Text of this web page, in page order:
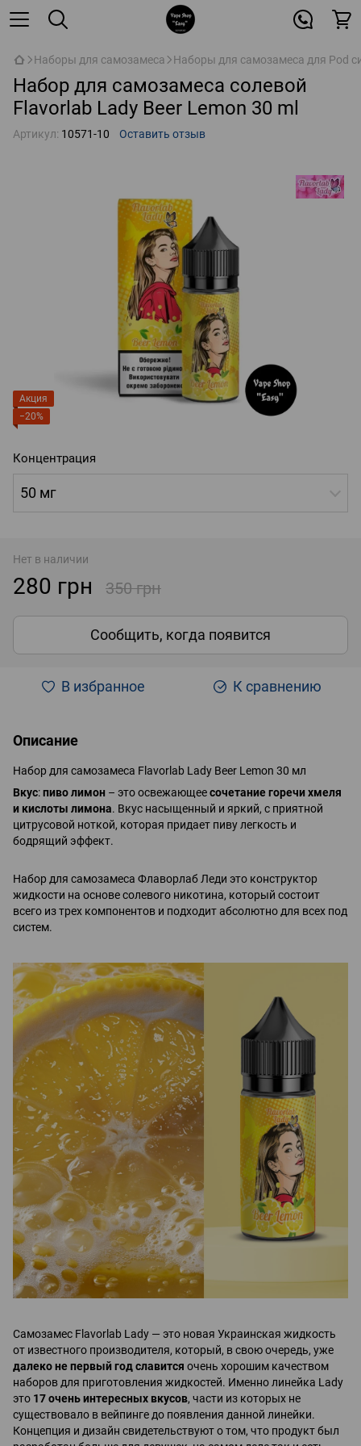
Наборы для самозамеса Наборы для самозамеса для Pod
Набор для самозамеса солевой
Flavorlab Lady Beer Lemon 30 ml
Артикул: 10571-10 Оставить отзыв
Акция
−20%
Концентрация
50 мг
Нет в наличии
280 грн 350 грн
Сообщить, когда появится
В избранное К сравнению
Описание
Набор для самозамеса Flavorlab Lady Beer Lemon 30 мл
Вкус:пиво лимон – это освежающеесочетание горечи хмеля
и кислоты лимона. Вкус насыщенный и яркий, с приятной
цитрусовой ноткой, которая придает пиву легкость и
бодрящий эффект.
Набор для самозамеса Флаворлаб Леди это конструктор
жидкости на основе солевого никотина, который состоит
всего из трех компонентов и подходит абсолютно для всех под
систем.
Самозамес Flavorlab Lady — это новая Украинская жидкость
от известного производителя, который, в свою очередь, уже
далеко не первый год славится очень хорошим качеством
наборов для приготовления жидкостей. Именно линейка Lady
это 17 очень интересных вкусов, части из которых не
существовало в вейпинге до появления данной линейки.
Концепция и дизайн свидетельствуют о том, что продукт был